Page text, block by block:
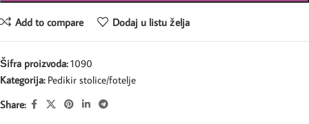
Add to compare Dodaj u listu želja
Šifra proizvoda:1090
Kategorija: Pedikir stolice/fotelje
Share: